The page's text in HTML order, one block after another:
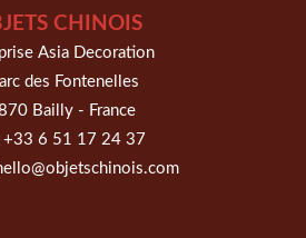
CHINOIS
Asia Decoration
des Fontenelles
Bailly - France
+33 6 51 17 24 37